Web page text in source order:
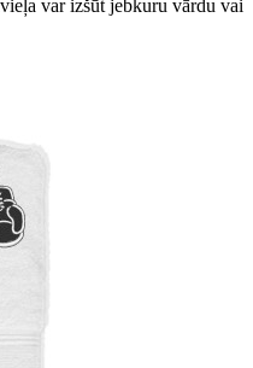
var izšūt jebkuru vārdu vai